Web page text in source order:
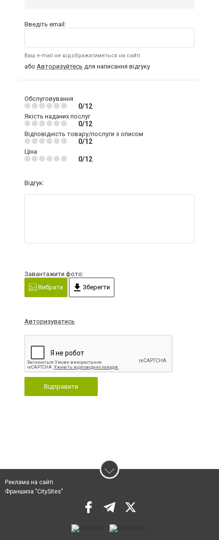
Введіть email:
Ваш e-mail не відображатиметься на сайті
або Авторизуйтесь для написання відгуку
Обслуговування
0/12
Якість наданих послуг
0/12
Відповідність товару/послуги з описом
0/12
Ціна
0/12
Відгук:
Завантажити фото:
Вибрати
Зберегти
Авторизуватись
Відправити
Реклама на сайті
Франшиза "CitySites"